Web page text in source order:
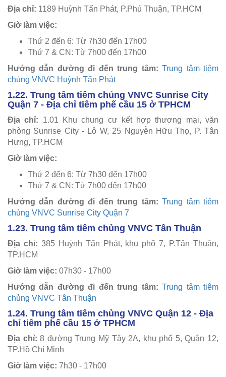
Địa chỉ: 1189 Huỳnh Tấn Phát, P.Phú Thuận, TP.HCM
Giờ làm việc:
Thứ 2 đến 6: Từ 7h30 đến 17h00
Thứ 7 & CN: Từ 7h00 đến 17h00
Hướng dẫn đường đi đến trung tâm:Trung tâm tiêm
chủng VNVC Huỳnh Tấn Phát
1.22. Trung tâm tiêm chủng VNVC Sunrise City
Quận 7 - Địa chỉ tiêm phế cầu 15 ở TPHCM
Địa chỉ: 1.01 Khu chung cư kết hợp thương mại, văn
phòng Sunrise City - Lô W, 25 Nguyễn Hữu Thọ, P. Tân
Hưng, TP.HCM
Giờ làm việc:
Thứ 2 đến 6: Từ 7h30 đến 17h00
Thứ 7 & CN: Từ 7h00 đến 17h00
Hướng dẫn đường đi đến trung tâm:Trung tâm tiêm
chủng VNVC Sunrise City Quận 7
1.23. Trung tâm tiêm chủng VNVC Tân Thuận
Địa chỉ: 385 Huỳnh Tấn Phát, khu phố 7, P.Tân Thuận,
TP.HCM
Giờ làm việc: 07h30 - 17h00
Hướng dẫn đường đi đến trung tâm:Trung tâm tiêm
chủng VNVC Tân Thuận
1.24. Trung tâm tiêm chủng VNVC Quận 12 - Địa
chỉ tiêm phế cầu 15 ở TPHCM
Địa chỉ:8 đường Trung Mỹ Tây 2A, khu phố 5, Quận 12,
TP.Hồ Chí Minh
Giờ làm việc: 7h30 - 17h00